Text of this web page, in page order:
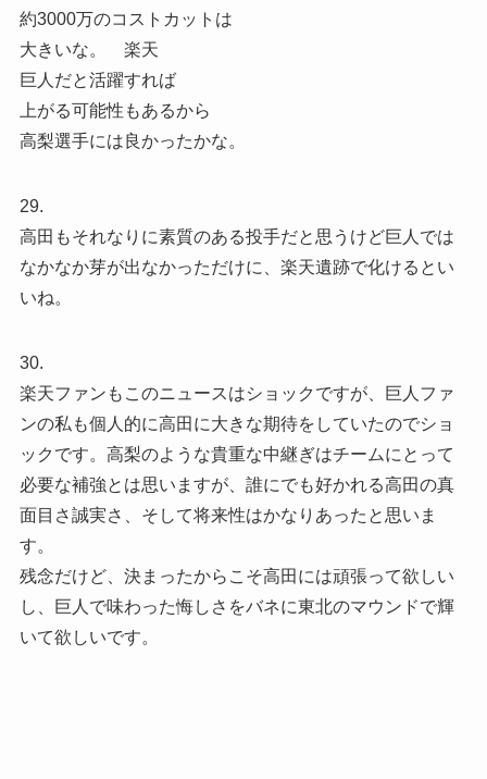
約3000万のコストカットは
大きいな。 楽天
巨人だと活躍すれば
上がる可能性もあるから
高梨選手には良かったかな。
29.
高田もそれなりに素質のある投手だと思うけど巨人では
なかなか芽が出なかっただけに、楽天遺跡で化けるとい
いね。
30.
楽天ファンもこのニュースはショックですが、巨人ファ
ンの私も個人的に高田に大きな期待をしていたのでショ
ックです。高梨のような貴重な中継ぎはチームにとって
必要な補強とは思いますが、誰にでも好かれる高田の真
面目さ誠実さ、そして将来性はかなりあったと思いま
す。
残念だけど、決まったからこそ高田には頑張って欲しい
し、巨人で味わった悔しさをバネに東北のマウンドで輝
いて欲しいです。